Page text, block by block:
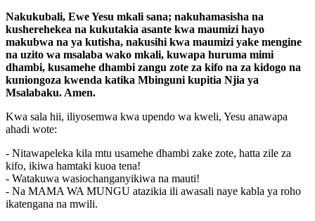
Nakukubali, Ewe Yesu mkali sana; nakuhamasisha na
kusherehekea na kukutakia asante kwa maumizi hayo
makubwa na ya kutisha, nakusihi kwa maumizi yake mengine
na uzito wa msalaba wako mkali, kuwapa huruma mimi
dhambi, kusamehe dhambi zangu zote za kifo na za kidogo na
kuniongoza kwenda katika Mbinguni kupitia Njia ya
Msalabaku. Amen.
Kwa sala hii, iliyosemwa kwa upendo wa kweli, Yesu anawapa
ahadi wote:
- Nitawapeleka kila mtu usamehe dhambi zake zote, hatta zile za
kifo, ikiwa hamtaki kuoa tena!
- Watakuwa wasiochanganyikiwa na mauti!
- Na MAMA WA MUNGU atazikia ili awasali naye kabla ya roho
ikatengana na mwili.